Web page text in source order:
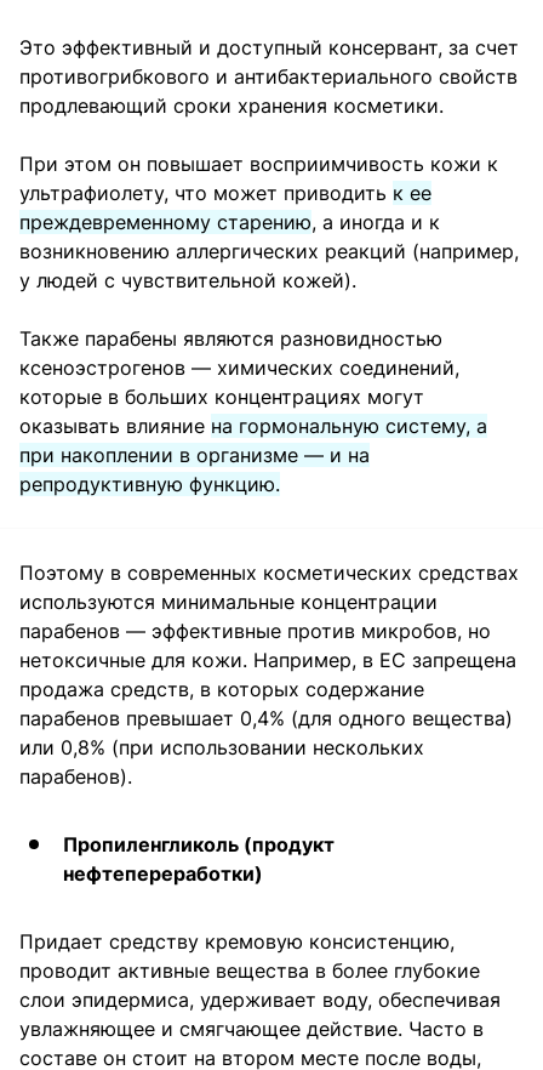
Это эффективный и доступный консервант, за счет
противогрибкового и антибактериального свойств
продлевающий сроки хранения косметики.
При этом он повышает восприимчивость кожи к
ультрафиолету, что может приводить к ее
преждевременному старению, а иногда и к
возникновению аллергических реакций (например,
у людей с чувствительной кожей).
Также парабены являются разновидностью
ксеноэстрогенов — химических соединений,
которые в больших концентрациях могут
оказывать влияние на гормональную систему, а
при накоплении в организме — и на
репродуктивную функцию.
Поэтому в современных косметических средствах
используются минимальные концентрации
парабенов — эффективные против микробов, но
нетоксичные для кожи. Например, в ЕС запрещена
продажа средств, в которых содержание
парабенов превышает 0,4% (для одного вещества)
или 0,8% (при использовании нескольких
парабенов).
Пропиленгликоль (продукт
нефтепереработки)
Придает средству кремовую консистенцию,
проводит активные вещества в более глубокие
слои эпидермиса, удерживает воду, обеспечивая
увлажняющее и смягчающее действие. Часто в
составе он стоит на втором месте после воды,